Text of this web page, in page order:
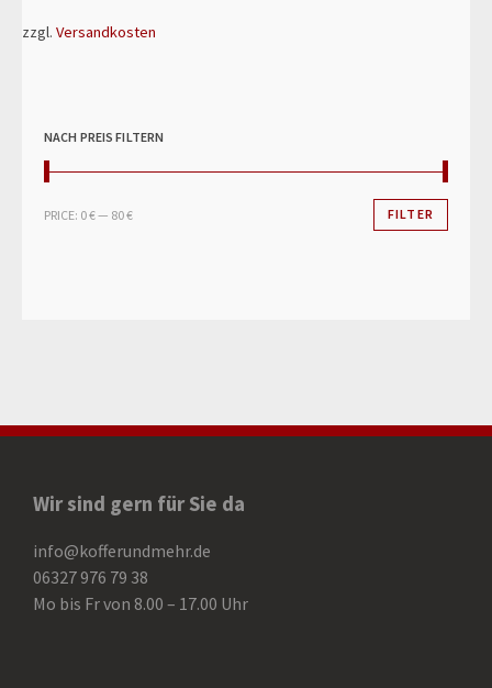
zzgl. Versandkosten
NACH PREIS FILTERN
FILTER
PRICE: 0 €— 80 €
Wir sind gern für Sie da
info@kofferundmehr.de
06327 976 79 38
Mo bis Fr von 8.00 – 17.00 Uhr